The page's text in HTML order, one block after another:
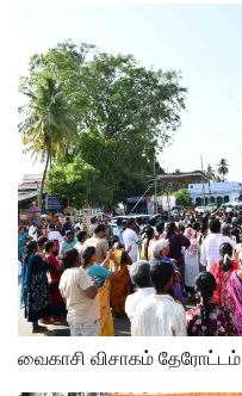
வைகாசி விசாகம் தேரோட்டம்